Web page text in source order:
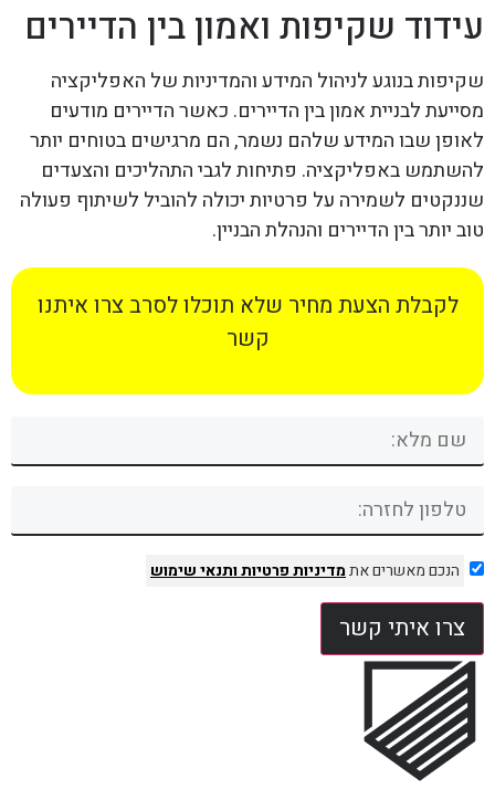
עידוד שקיפות ואמון בין הדיירים
שקיפות בנוגע לניהול המידע והמדיניות של האפליקציה
מסייעת לבניית אמון בין הדיירים. כאשר הדיירים מודעים
לאופן שבו המידע שלהם נשמר, הם מרגישים בטוחים יותר
להשתמש באפליקציה. פתיחות לגבי התהליכים והצעדים
שננקטים לשמירה על פרטיות יכולה להוביל לשיתוף פעולה
טוב יותר בין הדיירים והנהלת הבניין.
לקבלת הצעת מחיר שלא תוכלו לסרב צרו איתנו
קשר
הנכם מאשרים אתמדיניות פרטיותותנאי שימוש
צרו איתי קשר